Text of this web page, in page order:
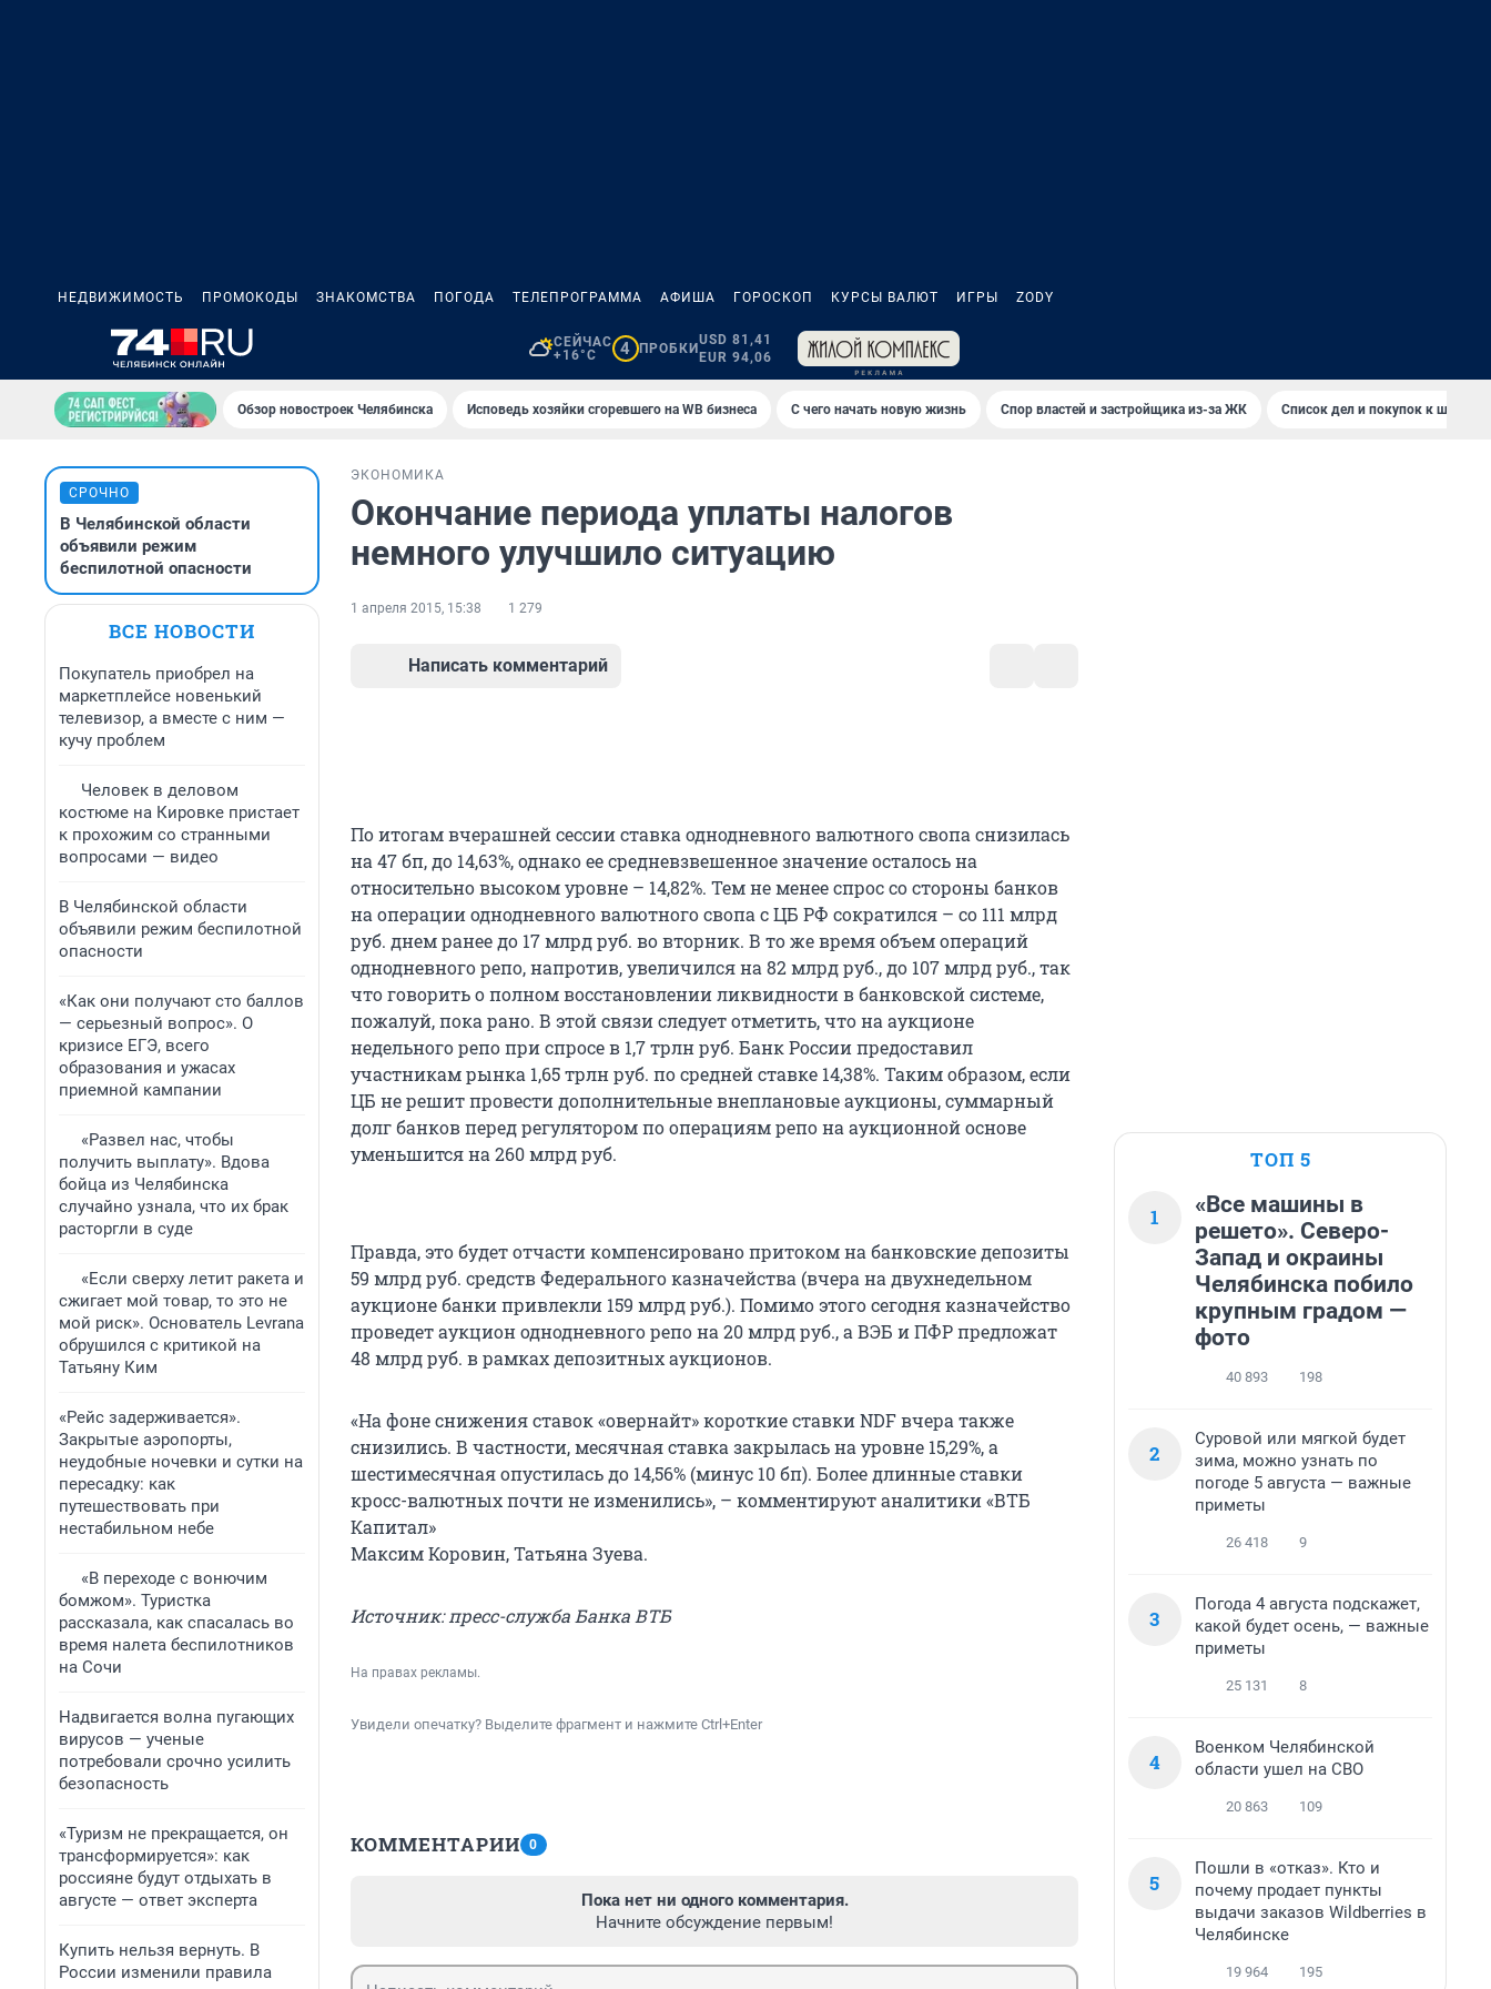
НЕДВИЖИМОСТЬ ПРОМОКОДЫ ЗНАКОМСТВА ПОГОДА ТЕЛЕПРОГРАММА АФИША ГОРОСКОП КУРСЫ ВАЛЮТ ИГРЫ ZODY
СЕЙЧАС
+16°C
4 ПРОБКИ
USD 81,41
EUR 94,06
Обзор новостроек Челябинска Исповедь хозяйки сгоревшего на WB бизнеса С чего начать новую жизнь Спор властей и застройщика из-за ЖК Список дел и покупок к школе
СРОЧНО
В Челябинской области
объявили режим
беспилотной опасности
ВСЕ НОВОСТИ
Покупатель приобрел на
маркетплейсе новенький
телевизор, а вместе с ним —
кучу проблем
Человек в деловом
костюме на Кировке пристает
к прохожим со странными
вопросами — видео
В Челябинской области
объявили режим беспилотной
опасности
«Как они получают сто баллов
— серьезный вопрос». О
кризисе ЕГЭ, всего
образования и ужасах
приемной кампании
«Развел нас, чтобы
получить выплату». Вдова
бойца из Челябинска
случайно узнала, что их брак
расторгли в суде
«Если сверху летит ракета и
сжигает мой товар, то это не
мой риск». Основатель Levrana
обрушился с критикой на
Татьяну Ким
«Рейс задерживается».
Закрытые аэропорты,
неудобные ночевки и сутки на
пересадку: как
путешествовать при
нестабильном небе
«В переходе с вонючим
бомжом». Туристка
рассказала, как спасалась во
время налета беспилотников
на Сочи
Надвигается волна пугающих
вирусов — ученые
потребовали срочно усилить
безопасность
«Туризм не прекращается, он
трансформируется»: как
россияне будут отдыхать в
августе — ответ эксперта
Купить нельзя вернуть. В
России изменили правила
ЭКОНОМИКА
Окончание периода уплаты налогов
немного улучшило ситуацию
1 апреля 2015, 15:38 1 279
Написать комментарий
По итогам вчерашней сессии ставка однодневного валютного свопа снизилась
на 47 бп, до 14,63%, однако ее средневзвешенное значение осталось на
относительно высоком уровне – 14,82%. Тем не менее спрос со стороны банков
на операции однодневного валютного свопа с ЦБ РФ сократился – со 111 млрд
руб. днем ранее до 17 млрд руб. во вторник. В то же время объем операций
однодневного репо, напротив, увеличился на 82 млрд руб., до 107 млрд руб., так
что говорить о полном восстановлении ликвидности в банковской системе,
пожалуй, пока рано. В этой связи следует отметить, что на аукционе
недельного репо при спросе в 1,7 трлн руб. Банк России предоставил
участникам рынка 1,65 трлн руб. по средней ставке 14,38%. Таким образом, если
ЦБ не решит провести дополнительные внеплановые аукционы, суммарный
долг банков перед регулятором по операциям репо на аукционной основе
уменьшится на 260 млрд руб.
Правда, это будет отчасти компенсировано притоком на банковские депозиты
59 млрд руб. средств Федерального казначейства (вчера на двухнедельном
аукционе банки привлекли 159 млрд руб.). Помимо этого сегодня казначейство
проведет аукцион однодневного репо на 20 млрд руб., а ВЭБ и ПФР предложат
48 млрд руб. в рамках депозитных аукционов.
«На фоне снижения ставок «овернайт» короткие ставки NDF вчера также
снизились. В частности, месячная ставка закрылась на уровне 15,29%, а
шестимесячная опустилась до 14,56% (минус 10 бп). Более длинные ставки
кросс-валютных почти не изменились», – комментируют аналитики «ВТБ
Капитал»
Максим Коровин, Татьяна Зуева.
Источник: пресс-служба Банка ВТБ
На правах рекламы.
Увидели опечатку? Выделите фрагмент и нажмите Ctrl+Enter
КОММЕНТАРИИ 0
Пока нет ни одного комментария.
Начните обсуждение первым!
ТОП 5
1
«Все машины в
решето». Северо-
Запад и окраины
Челябинска побило
крупным градом —
фото
40 893 198
2
Суровой или мягкой будет
зима, можно узнать по
погоде 5 августа — важные
приметы
26 418 9
3
Погода 4 августа подскажет,
какой будет осень, — важные
приметы
25 131 8
4
Военком Челябинской
области ушел на СВО
20 863 109
5
Пошли в «отказ». Кто и
почему продает пункты
выдачи заказов Wildberries в
Челябинске
19 964 195